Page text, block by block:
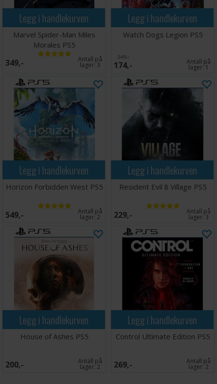
Legg i handlekurven
Marvel Spider-Man Miles
Morales PS5
349,- Antall på
lager:3
Legg i handlekurven
Watch Dogs Legion PS5
249,-
174,- Antall på
lager:1
Legg i handlekurven
Horizon Forbidden West PS5
549,- Antall på
lager:2
Legg i handlekurven
Resident Evil 8 Village PS5
229,- Antall på
lager:3
Legg i handlekurven
House of Ashes PS5
200,- Antall på
lager:2
Legg i handlekurven
Control Ultimate Edition PS5
269,- Antall på
lager:2